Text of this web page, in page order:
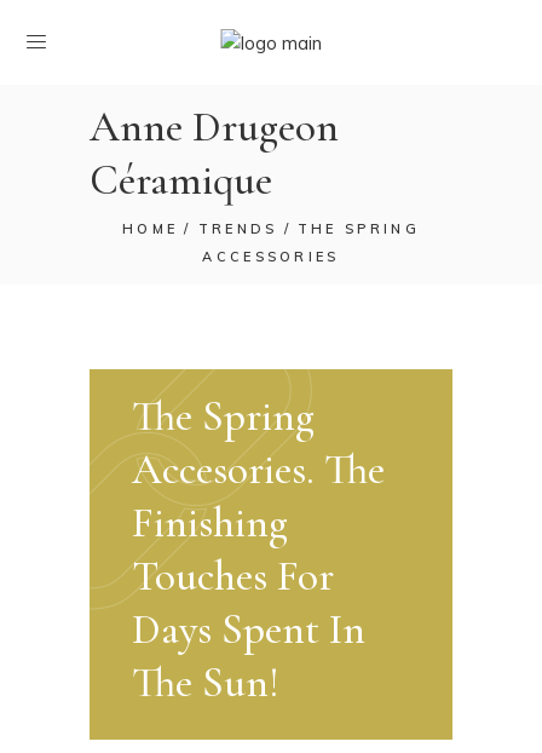
Anne Drugeon
Céramique
HOME TRENDS
THE SPRING
ACCESSORIES
The Spring
Accesories. The
Finishing
Touches For
Days Spent In
The Sun!